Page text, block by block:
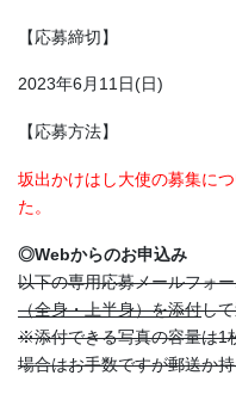
【応募締切】
2023年6月11日(日)
【応募方法】
坂出かけはし大使の募集に
た。
◎Webからのお申込み
以下の専用応募メールフォ
（全身・上半身）を添付し
※添付できる写真の容量は1
場合はお手数ですが郵送か